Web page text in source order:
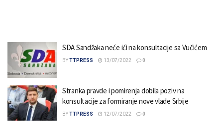
SDA Sandžaka neće ići na konsultacije sa Vučićem
BYTTPRESS 13/07/2022 0
Stranka pravde i pomirenja dobila poziv na
konsultacije za formiranje nove vlade Srbije
BYTTPRESS 12/07/2022 0